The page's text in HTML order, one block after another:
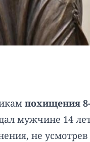
похищения
мужчине 14
не